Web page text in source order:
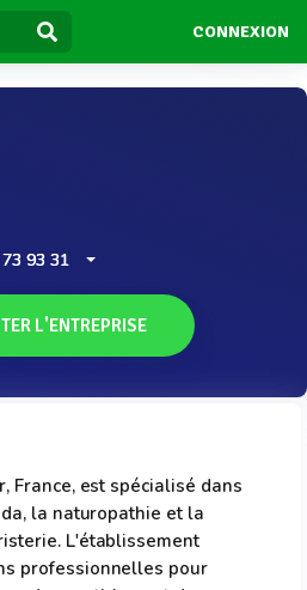
CONNEXION
93 31
L'ENTREPRISE
France, est spécialisé dans
la naturopathie et la
L'établissement
professionnelles pour